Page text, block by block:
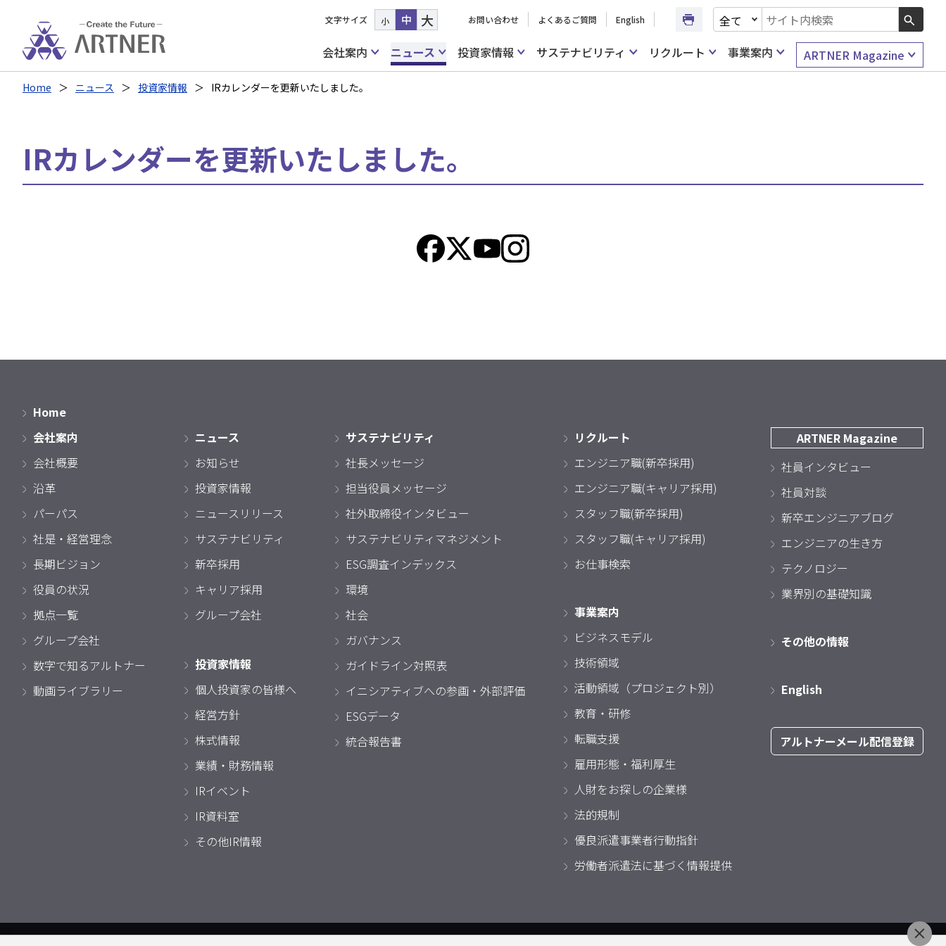
文字サイズ 小 中 大 お問い合わせ よくあるご質問 English
文書種別を選択
検索キーワード入力
会社案内
ニュース 投資家情報 サステナビリティ リクルート 事業案内 ARTNER Magazine
Home ニュース 投資家情報 IRカレンダーを更新いたしました。
IRカレンダーを更新いたしました。
Home
会社案内
会社概要
沿革
パーパス
社是・経営理念
長期ビジョン
役員の状況
拠点一覧
グループ会社
数字で知るアルトナー
動画ライブラリー
ニュース
お知らせ
投資家情報
ニュースリリース
サステナビリティ
新卒採用
キャリア採用
グループ会社
投資家情報
個人投資家の皆様へ
経営方針
株式情報
業績・財務情報
IRイベント
IR資料室
その他IR情報
サステナビリティ
社長メッセージ
担当役員メッセージ
社外取締役インタビュー
サステナビリティマネジメント
ESG調査インデックス
環境
社会
ガバナンス
ガイドライン対照表
イニシアティブへの参画・外部評価
ESGデータ
統合報告書
リクルート
エンジニア職(新卒採用)
エンジニア職(キャリア採用)
スタッフ職(新卒採用)
スタッフ職(キャリア採用)
お仕事検索
事業案内
ビジネスモデル
技術領域
活動領域（プロジェクト別）
教育・研修
転職支援
雇用形態・福利厚生
人財をお探しの企業様
法的規制
優良派遣事業者行動指針
労働者派遣法に基づく情報提供
ARTNER Magazine
社員インタビュー
社員対談
新卒エンジニアブログ
エンジニアの生き方
テクノロジー
業界別の基礎知識
その他の情報
English
アルトナーメール配信登録